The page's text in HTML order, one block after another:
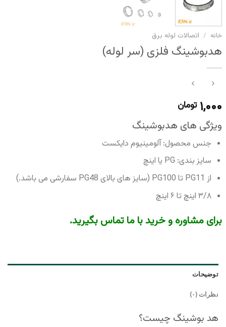
خانه / اتصالات لوله برق
هدبوشینگ فلزی (سر لوله)
۱,۰۰۰ تومان
ویژگی های هدبوشینگ
جنس محصول: آلومینیوم دایکست
سایز بندی: PG یا اینچ
از PG11 تا PG100 (سایز های بالای PG48 سفارشی می باشد.)
۳/۸ اینچ تا ۶ اینچ
برای مشاوره و خرید با ما تماس بگیرید.
توضیحات
نظرات (۰)
هد بوشینگ چیست؟